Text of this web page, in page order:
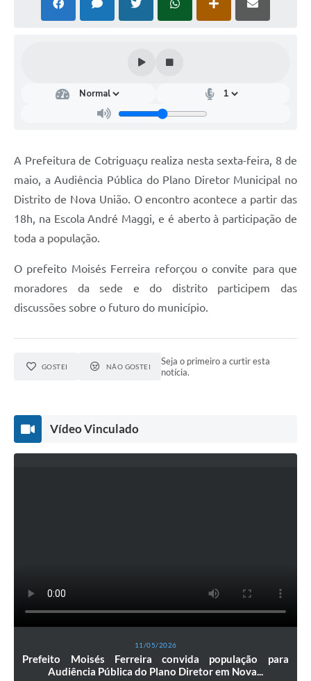
Editais
Links
Serviços Online
Enquete
Jornal
Agenda
SIC
A Prefeitura de Cotriguaçu realiza nesta sexta-feira, 8 de
maio, a Audiência Pública do Plano Diretor Municipal no
Distrito de Nova União. O encontro acontece a partir das
18h, na Escola André Maggi, e é aberto à participação de
toda a população.
O prefeito Moisés Ferreira reforçou o convite para que
moradores da sede e do distrito participem das
discussões sobre o futuro do município.
GOSTEI NÃO GOSTEI
Seja o primeiro a curtir esta
notícia.
Vídeo Vinculado
11/05/2026
Prefeito Moisés Ferreira convida população para
Audiência Pública do Plano Diretor em Nova...